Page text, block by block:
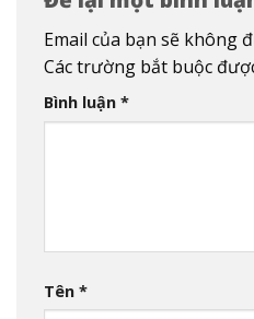
Email của bạn sẽ không
Các trường bắt buộc
Bình luận *
Tên *